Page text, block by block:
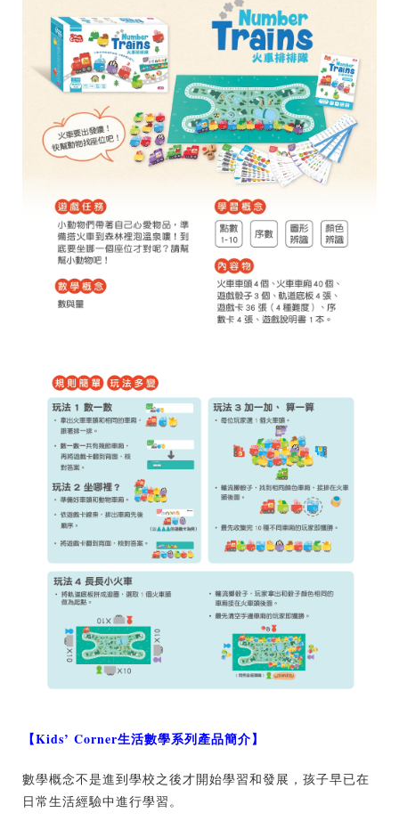
【Kids’ Corner生活數學系列產品簡介】
數學概念不是進到學校之後才開始學習和發展，孩子早已在
日常生活經驗中進行學習。